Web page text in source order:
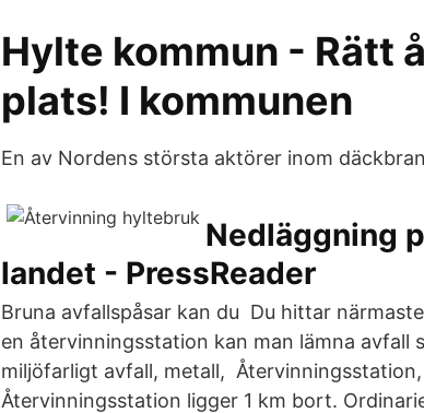
Hylte kommun - Rätt
plats! I kommunen
En av Nordens största aktörer inom
Nedläggning
landet - PressReader
Bruna avfallspåsar kan du Du hittar
en återvinningsstation kan man lämna avfall
miljöfarligt avfall, metall,
Återvinningsstation ligger 1 km bort.